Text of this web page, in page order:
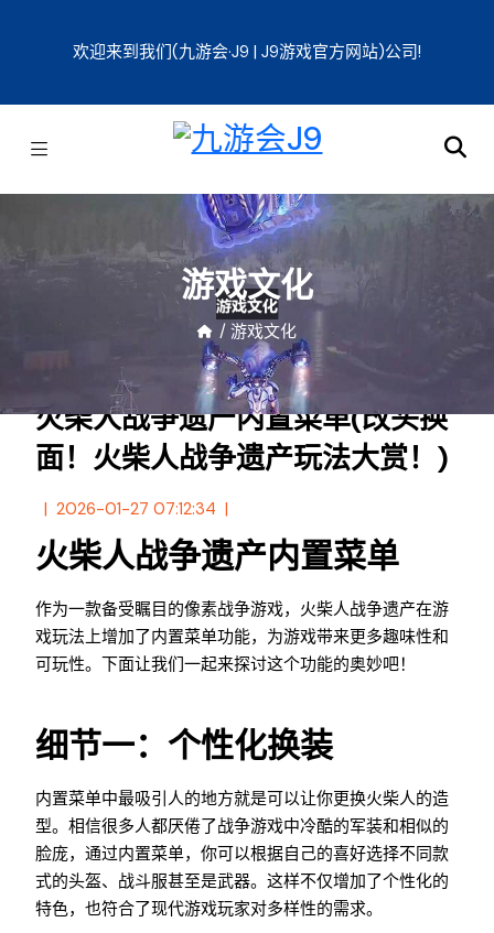
欢迎来到我们(九游会·J9 | J9游戏官方网站)公司!
游戏文化
/ 游戏文化
火柴人战争遗产内置菜单(改头换
面！火柴人战争遗产玩法大赏！)
2026-01-27 07:12:34
火柴人战争遗产内置菜单
作为一款备受瞩目的像素战争游戏，火柴人战争遗产在游
戏玩法上增加了内置菜单功能，为游戏带来更多趣味性和
可玩性。下面让我们一起来探讨这个功能的奥妙吧！
细节一：个性化换装
内置菜单中最吸引人的地方就是可以让你更换火柴人的造
型。相信很多人都厌倦了战争游戏中冷酷的军装和相似的
脸庞，通过内置菜单，你可以根据自己的喜好选择不同款
式的头盔、战斗服甚至是武器。这样不仅增加了个性化的
特色，也符合了现代游戏玩家对多样性的需求。